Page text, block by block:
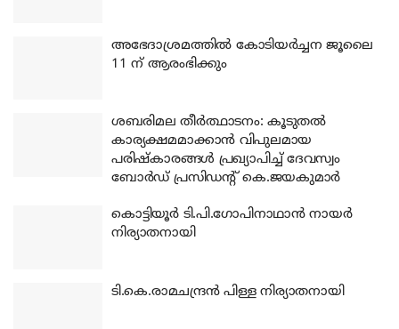
അഭേദാശ്രമത്തില്‍ കോടിയര്‍ച്ചന ജൂലൈ
11 ന് ആരംഭിക്കും
ശബരിമല തീര്‍ത്ഥാടനം: കൂടുതല്‍
കാര്യക്ഷമമാക്കാന്‍ വിപുലമായ
പരിഷ്‌കാരങ്ങള്‍ പ്രഖ്യാപിച്ച് ദേവസ്വം
ബോര്‍ഡ് പ്രസിഡന്റ് കെ.ജയകുമാര്‍
കൊട്ടിയൂര്‍ ടി.പി.ഗോപിനാഥാന്‍ നായര്‍
നിര്യാതനായി
ടി.കെ.രാമചന്ദ്രന്‍ പിള്ള നിര്യാതനായി